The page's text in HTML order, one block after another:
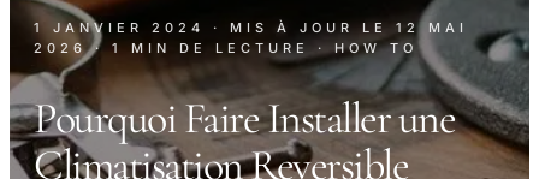
1 JANVIER 2024 · MIS À JOUR LE 12 MAI
2026 · 1 MIN DE LECTURE · HOW TO
Pourquoi Faire Installer une
Climatisation Reversible